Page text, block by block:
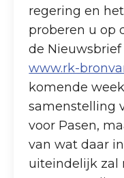
regering en
proberen u op
de
www.rk-
komende
samenstelling
voor Pasen,
van wat daar
uiteindelijk zal